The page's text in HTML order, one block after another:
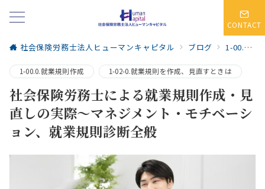
CONTACT
社会保険労務士法人ヒューマンキャピタル ブログ 1-00.0.就業規則作成
1-00.0.就業規則作成 1-02-0.就業規則を作成、見直すときは
社会保険労務士による就業規則作成・見
直しの実際～マネジメント・モチベーシ
ョン、就業規則診断全般